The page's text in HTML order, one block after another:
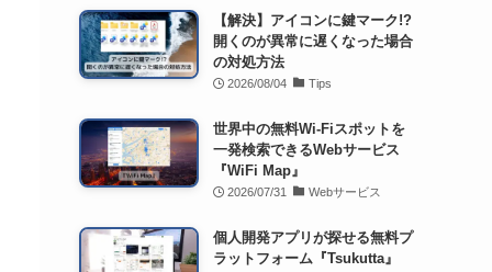
【解決】アイコンに鍵マーク!?
開くのが異常に遅くなった場合
の対処方法
2026/08/04 Tips
世界中の無料Wi-Fiスポットを
一発検索できるWebサービス
『WiFi Map』
2026/07/31 Webサービス
個人開発アプリが探せる無料プ
ラットフォーム『Tsukutta』